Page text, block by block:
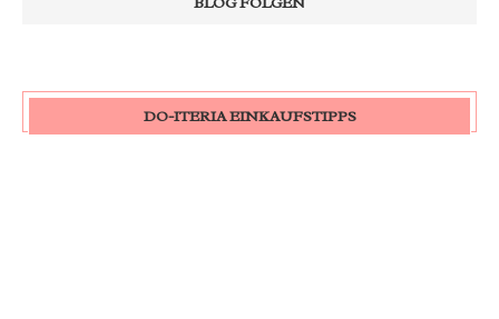
DO-ITERIA EINKAUFSTIPPS